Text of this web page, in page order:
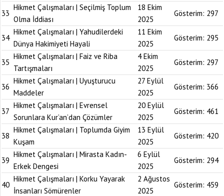
33
Hikmet Çalışmaları | Seçilmiş Toplum
Olma İddiası
18 Ekim
2025
Gösterim: 297
34
Hikmet Çalışmaları | Yahudilerdeki
Dünya Hakimiyeti Hayali
11 Ekim
2025
Gösterim: 295
35
Hikmet Çalışmaları | Faiz ve Riba
Tartışmaları
4 Ekim
2025
Gösterim: 297
36
Hikmet Çalışmaları | Uyuşturucu
Maddeler
27 Eylül
2025
Gösterim: 366
37
Hikmet Çalışmaları | Evrensel
Sorunlara Kur’an’dan Çözümler
20 Eylül
2025
Gösterim: 461
38
Hikmet Çalışmaları | Toplumda Giyim
Kuşam
13 Eylül
2025
Gösterim: 420
39
Hikmet Çalışmaları | Mirasta Kadın-
Erkek Dengesi
6 Eylül
2025
Gösterim: 294
40
Hikmet Çalışmaları | Korku Yayarak
İnsanları Sömürenler
2 Ağustos
2025
Gösterim: 459